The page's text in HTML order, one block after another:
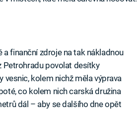
finanční zdroje na tak nákladnou
Petrohradu povolat desítky
vesnic, kolem nichž měla výprava
co kolem nich carská družina
dál – aby se dalšího dne opět